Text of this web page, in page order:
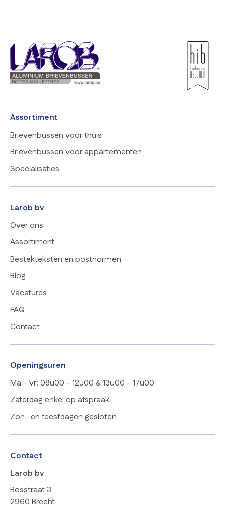
Larob bv
Over ons
Assortiment
Bestekteksten en postnormen
Blog
Vacatures
FAQ
Contact
Assortiment
Brievenbussen voor thuis
Brievenbussen voor appartementen
Specialisaties
Openingsuren
Ma - vr: 08u00 - 12u00 & 13u00 - 17u00
Zaterdag enkel op afspraak
Zon- en feestdagen gesloten
Contact
Larob bv
Bosstraat 3
2960 Brecht